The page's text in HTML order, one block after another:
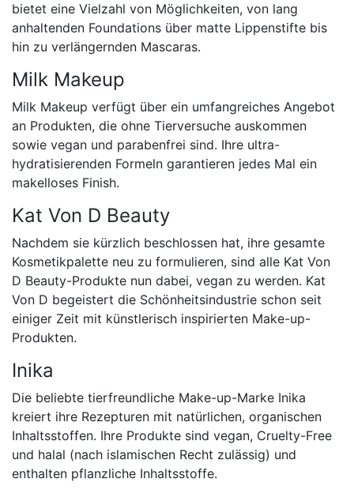
bietet eine Vielzahl von Möglichkeiten, von lang
anhaltenden Foundations über matte Lippenstifte bis
hin zu verlängernden Mascaras.
Milk Makeup
Milk Makeup verfügt über ein umfangreiches Angebot
an Produkten, die ohne Tierversuche auskommen
sowie vegan und parabenfrei sind. Ihre ultra-
hydratisierenden Formeln garantieren jedes Mal ein
makelloses Finish.
Kat Von D Beauty
Nachdem sie kürzlich beschlossen hat, ihre gesamte
Kosmetikpalette neu zu formulieren, sind alle Kat Von
D Beauty-Produkte nun dabei, vegan zu werden. Kat
Von D begeistert die Schönheitsindustrie schon seit
einiger Zeit mit künstlerisch inspirierten Make-up-
Produkten.
Inika
Die beliebte tierfreundliche Make-up-Marke Inika
kreiert ihre Rezepturen mit natürlichen, organischen
Inhaltsstoffen. Ihre Produkte sind vegan, Cruelty-Free
und halal (nach islamischen Recht zulässig) und
enthalten pflanzliche Inhaltsstoffe.